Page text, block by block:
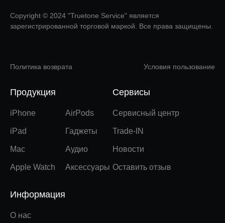
Copyright © 2024 "Truetone Service" является
зарегистрированной торговой маркой. Все права защищены.
Политика возврата Условия пользование
Продукция
iPhone
iPad
Mac
Apple Watch
AirPods
Гаджеты
Аудио
Аксессуары
Сервисы
Сервисный центр
Trade-IN
Новости
Оставить отзыв
Информация
О нас